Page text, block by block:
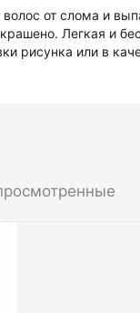
от слома и
Легкая и
рисунка или в